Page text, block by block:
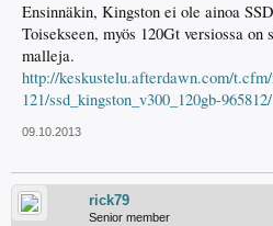
Ensinnäkin, Kingston ei ole ainoa
Toisekseen, myös 120Gt versiossa
malleja.
http://keskustelu.afterdawn.com/
121/ssd_kingston_v300_120gb-965812/
09.10.2013
rick79
Senior member